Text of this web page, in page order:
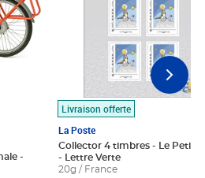
Livraison offerte
La Poste
Collector 4 timbres - Le Petit
- Lettre Verte
20g / France